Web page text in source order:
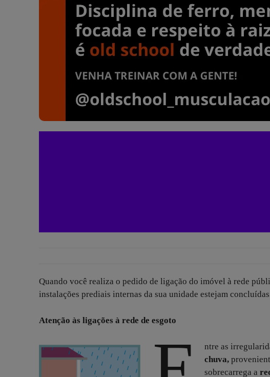
Quando você realiza o pedido de ligação do imóvel à rede
instalações prediais internas da sua unidade estejam
Atenção às ligações à rede de esgoto
ntre as
chuva,
sobrecarrega a